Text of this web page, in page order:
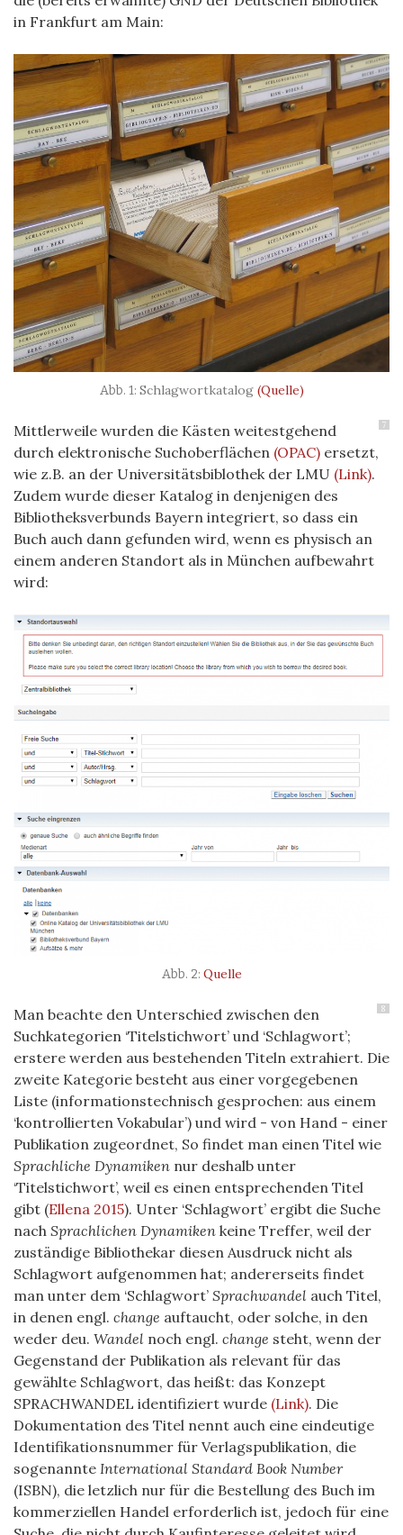
in Frankfurt am Main:
Schlagwortkatalog (Quelle)
7
Mittlerweile wurden die Kästen weitestgehend
durch elektronische Suchoberflächen (OPAC) ersetzt,
wie z.B. an der Universitätsbiblothek der LMU (Link).
Zudem wurde dieser Katalog in denjenigen des
Bibliotheksverbunds Bayern integriert, so dass ein
Buch auch dann gefunden wird, wenn es physisch an
einem anderen Standort als in München aufbewahrt
wird:
Quelle
8
Man beachte den Unterschied zwischen den
Suchkategorien ‘Titelstichwort’ und ‘Schlagwort’;
erstere werden aus bestehenden Titeln extrahiert. Die
zweite Kategorie besteht aus einer vorgegebenen
Liste (informationstechnisch gesprochen: aus einem
‘kontrollierten Vokabular’) und wird - von Hand - einer
Publikation zugeordnet, So findet man einen Titel wie
Sprachliche Dynamiken nur deshalb unter
‘Titelstichwort’, weil es einen entsprechenden Titel
gibt (Ellena 2015). Unter ‘Schlagwort’ ergibt die Suche
nach Sprachlichen Dynamiken keine Treffer, weil der
zuständige Bibliothekar diesen Ausdruck nicht als
Schlagwort aufgenommen hat; andererseits findet
man unter dem ‘Schlagwort’ Sprachwandel auch Titel,
in denen engl. change auftaucht, oder solche, in den
weder deu. Wandel noch engl. change steht, wenn der
Gegenstand der Publikation als relevant für das
gewählte Schlagwort, das heißt: das Konzept
SPRACHWANDEL identifiziert wurde (Link). Die
Dokumentation des Titel nennt auch eine eindeutige
Identifikationsnummer für Verlagspublikation, die
sogenannte International Standard Book Number
(ISBN), die letzlich nur für die Bestellung des Buch im
kommerziellen Handel erforderlich ist, jedoch für eine